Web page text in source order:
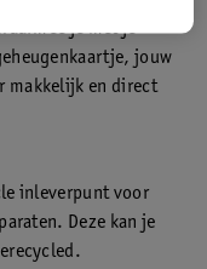
je met je
jouw
makkelijk en direct
inleverpunt voor
Deze kan je